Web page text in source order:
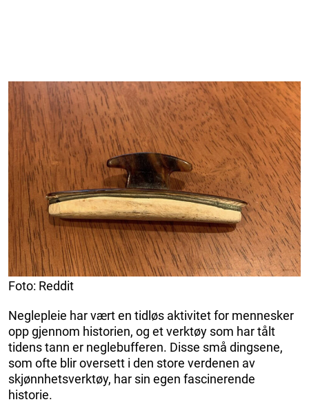
Foto: Reddit
Neglepleie har vært en tidløs aktivitet for mennesker
opp gjennom historien, og et verktøy som har tålt
tidens tann er neglebufferen. Disse små dingsene,
som ofte blir oversett i den store verdenen av
skjønnhetsverktøy, har sin egen fascinerende
historie.